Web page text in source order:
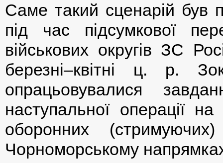
Саме такий сценарій був
під час підсумкової
військових округів ЗС
березні–квітні ц. р.
опрацьовувалися
наступальної операції
оборонних
Чорноморському